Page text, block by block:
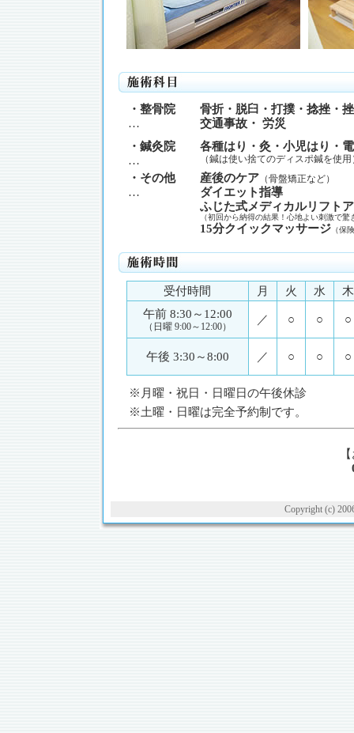
・整骨院
…
骨折・脱臼・打撲・捻挫・
交通事故・ 労災
・鍼灸院
…
各種はり・灸・小児はり・
（鍼は使い捨てのディスポ鍼を使用
・その他
…
産後のケア （骨盤矯正など）
ダイエット指導
ふじた式メディカルリフト
（初回から納得の結果！心地よい刺激で
15分クイックマッサージ（保
受付時間 月 火 水
木
午前 8:30～12:00
（日曜 9:00～12:00）
／ ○ ○ ○
午後 3:30～8:00 ／ ○ ○ ○
※月曜・祝日・日曜日の午後休診
※土曜・日曜は完全予約制です。
Copyright (c)